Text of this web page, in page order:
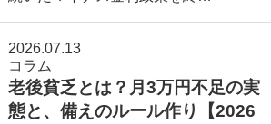
2026.07.13
コラム
老後貧乏とは？月3万円不足の実
態と、備えのルール作り【2026